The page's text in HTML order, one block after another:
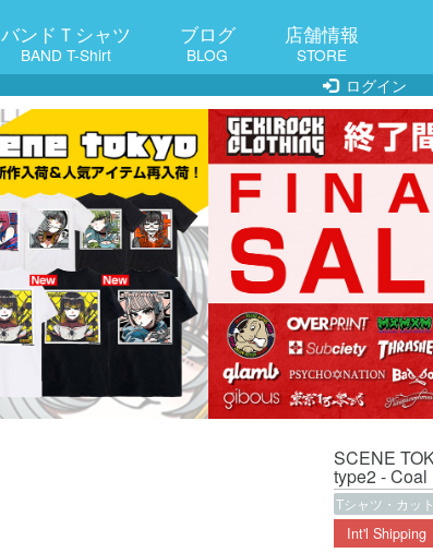
バンドＴシャツ
BAND T-Shirt
ブログ
BLOG
店舗情報
STORE
ログイン
SCENE
type2 -
Tシャツ・カッ
Int'l Shipping